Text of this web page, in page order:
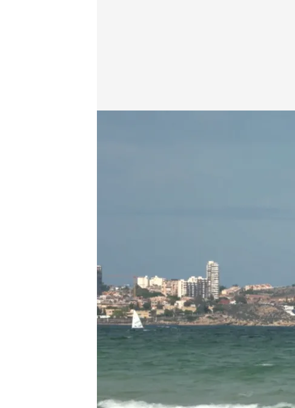
Compartir
Alicante es sinónimo de luz y
ciudad se ha ganado su fama
mar en Europa. Su clima
año, permite disfrutar del